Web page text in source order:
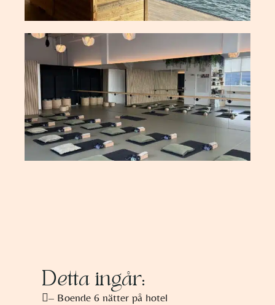
Detta ingår:
– Boende 6 nätter på hotel